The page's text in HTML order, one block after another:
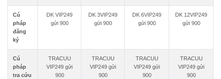
Cú
pháp
đăng
ký
DK VIP249
gửi 900
DK 3VIP249
gửi 900
DK 6VIP249
gửi 900
DK 12VIP249
gửi 900
Cú
pháp
tra cứu
TRACUU
VIP249 gửi
900
TRACUU
VIP249 gửi
900
TRACUU
VIP249 gửi
900
TRACUU
VIP249 gửi
900